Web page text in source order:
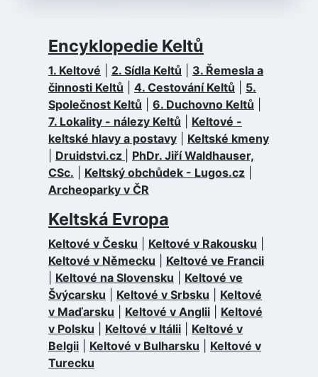
Encyklopedie Keltů
1. Keltové 2. Sídla Keltů
3. Řemesla a
činnosti Keltů
4. Cestování Keltů
5.
Společnost Keltů
6. Duchovno Keltů
7. Lokality - nálezy Keltů
Keltové -
keltské hlavy a postavy
Keltské kmeny
Druidstvi.cz
PhDr. Jiří Waldhauser,
CSc.
Keltský obchůdek - Lugos.cz
Archeoparky v ČR
Keltská Evropa
Keltové v Česku Keltové v Rakousku
Keltové v Německu
Keltové ve Francii
Keltové na Slovensku
Keltové ve
Švýcarsku
Keltové v Srbsku
Keltové
v Maďarsku
Keltové v Anglii
Keltové
v Polsku
Keltové v Itálii
Keltové v
Belgii
Keltové v Bulharsku
Keltové v
Turecku